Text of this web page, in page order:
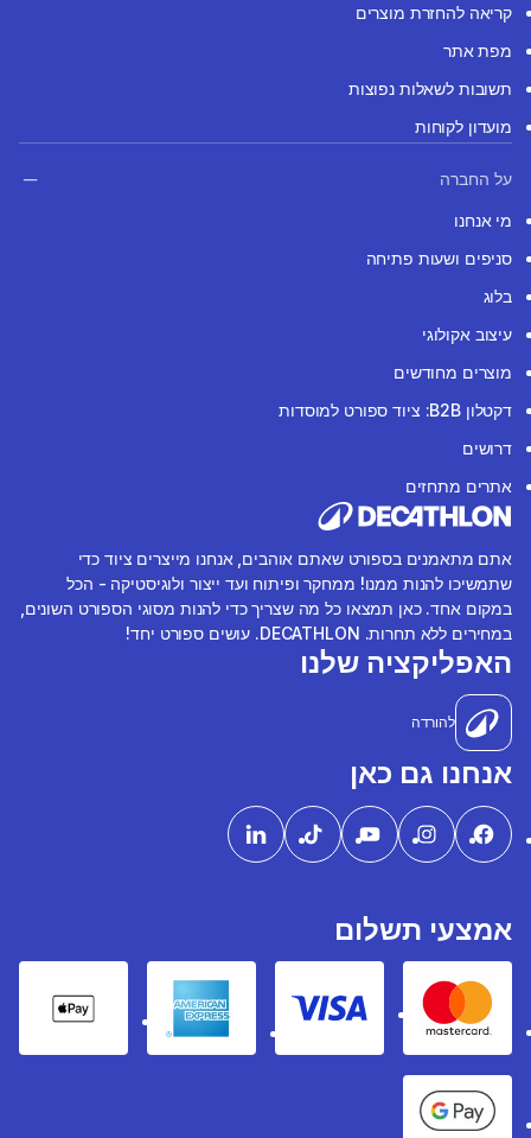
קריאה להחזרת מוצרים
מפת אתר
תשובות לשאלות נפוצות
מועדון לקוחות
על החברה
מי אנחנו
סניפים ושעות פתיחה
בלוג
עיצוב אקולוגי
מוצרים מחודשים
דקטלון B2B: ציוד ספורט למוסדות
דרושים
אתרים מתחזים
אתם מתאמנים בספורט שאתם אוהבים, אנחנו מייצרים ציוד כדי
שתמשיכו להנות ממנו! ממחקר ופיתוח ועד ייצור ולוגיסטיקה - הכל
במקום אחד. כאן תמצאו כל מה שצריך כדי להנות מסוגי הספורט השונים,
במחירים ללא תחרות. DECATHLON. עושים ספורט יחד!
האפליקציה שלנו
להורדה
אנחנו גם כאן
אמצעי תשלום
Mastercard
Visa
American express
Pay
Google Pay